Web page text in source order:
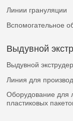
Линии грануляции
Вспомогательное
Выдувной
Выдувной
Линия для
Оборудование для
пластиковых